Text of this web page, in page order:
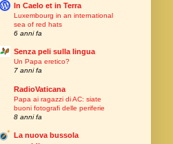
In Caelo et in Terra
Luxembourg in an international
sea of red hats
6 anni fa
Senza peli sulla lingua
Un Papa eretico?
7 anni fa
RadioVaticana
Papa ai ragazzi di AC: siate
buoni fotografi delle periferie
8 anni fa
La nuova bussola